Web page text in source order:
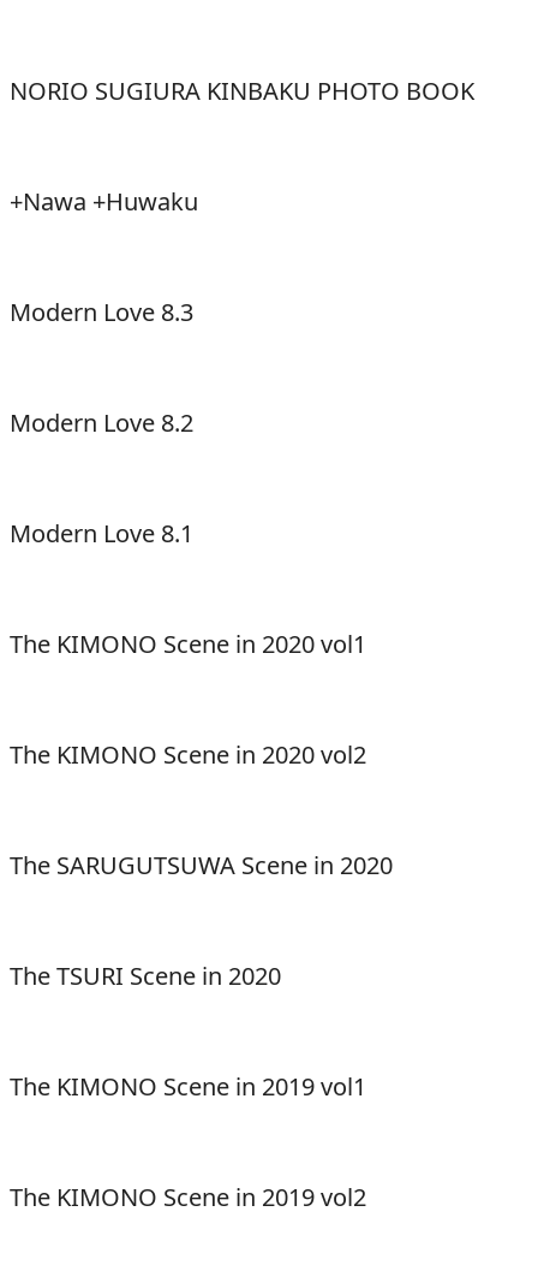
NORIO SUGIURA KINBAKU PHOTO BOOK
+Nawa +Huwaku
Modern Love 8.3
Modern Love 8.2
Modern Love 8.1
The KIMONO Scene in 2020 vol1
The KIMONO Scene in 2020 vol2
The SARUGUTSUWA Scene in 2020
The TSURI Scene in 2020
The KIMONO Scene in 2019 vol1
The KIMONO Scene in 2019 vol2